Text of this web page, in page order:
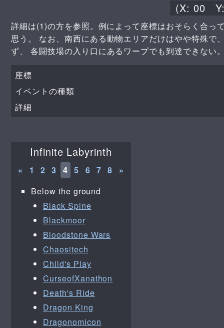
(X: 00
詳細は(1)の方を参照。例によって座標はおそらく合っ
思う。 なお、南西にある動物エリアだけはやや特殊で
ず、 各闘技場の入り口にあるワープでも到達できない
座標
イベントの種類
詳細
Infinite Labyrinth
« 1 2 3 4 5 6 7 8
»
Below the ground
Black Spine
Blackmoor
Bloodstone Wars
Chaositech
Child's Play
CurseofXanathon
Death's Ride
Dragon King
Dragonomicon